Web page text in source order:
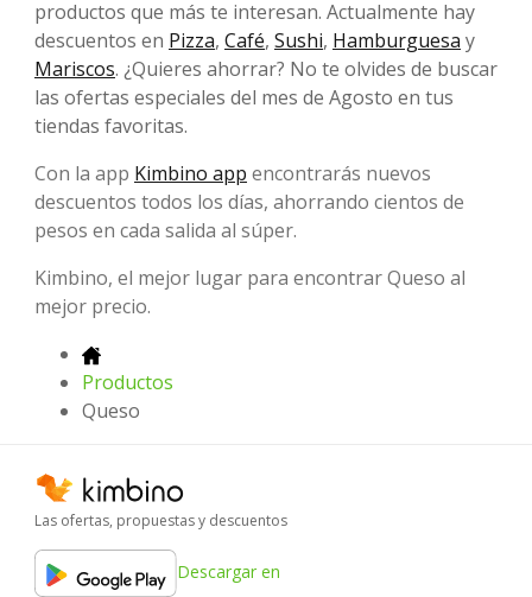
productos que más te interesan. Actualmente hay
descuentos en Pizza, Café, Sushi, Hamburguesa y
Mariscos. ¿Quieres ahorrar? No te olvides de buscar
las ofertas especiales del mes de Agosto en tus
tiendas favoritas.
Con la app Kimbino app encontrarás nuevos
descuentos todos los días, ahorrando cientos de
pesos en cada salida al súper.
Kimbino, el mejor lugar para encontrar Queso al
mejor precio.
Productos
Queso
Las ofertas, propuestas y descuentos
Descargar en